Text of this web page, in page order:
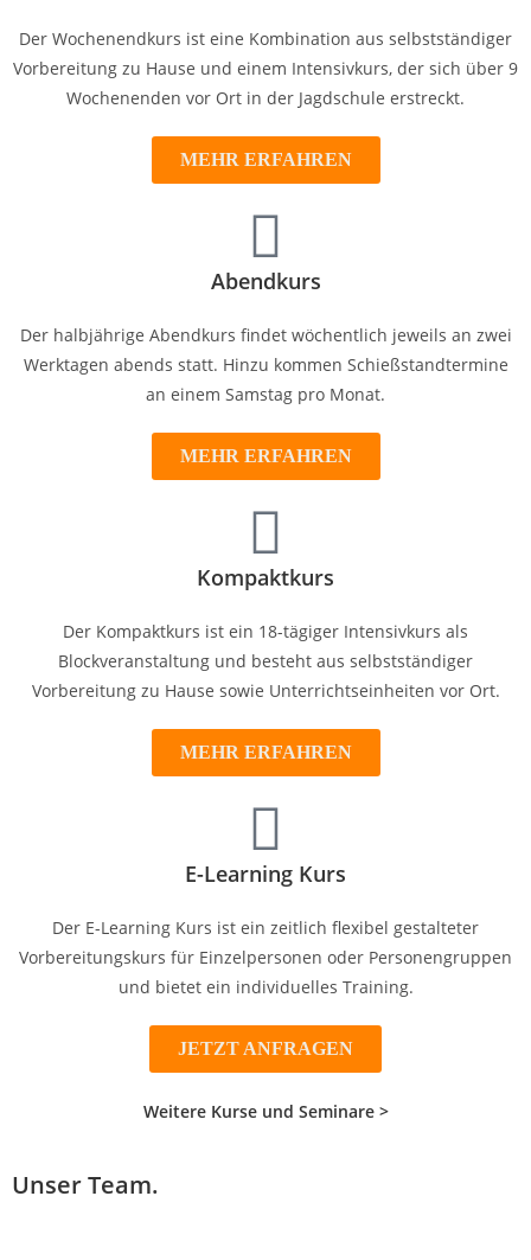
Der Wochenendkurs ist eine Kombination aus selbstständiger
Vorbereitung zu Hause und einem Intensivkurs, der sich über 9
Wochenenden vor Ort in der Jagdschule erstreckt.
MEHR ERFAHREN
Abendkurs
Der halbjährige Abendkurs findet wöchentlich jeweils an zwei
Werktagen abends statt. Hinzu kommen Schießstandtermine
an einem Samstag pro Monat.
MEHR ERFAHREN
Kompaktkurs
Der Kompaktkurs ist ein 18-tägiger Intensivkurs als
Blockveranstaltung und besteht aus selbstständiger
Vorbereitung zu Hause sowie Unterrichtseinheiten vor Ort.
MEHR ERFAHREN
E-Learning Kurs
Der E-Learning Kurs ist ein zeitlich flexibel gestalteter
Vorbereitungskurs für Einzelpersonen oder Personengruppen
und bietet ein individuelles Training.
JETZT ANFRAGEN
Weitere Kurse und Seminare >
Unser Team.